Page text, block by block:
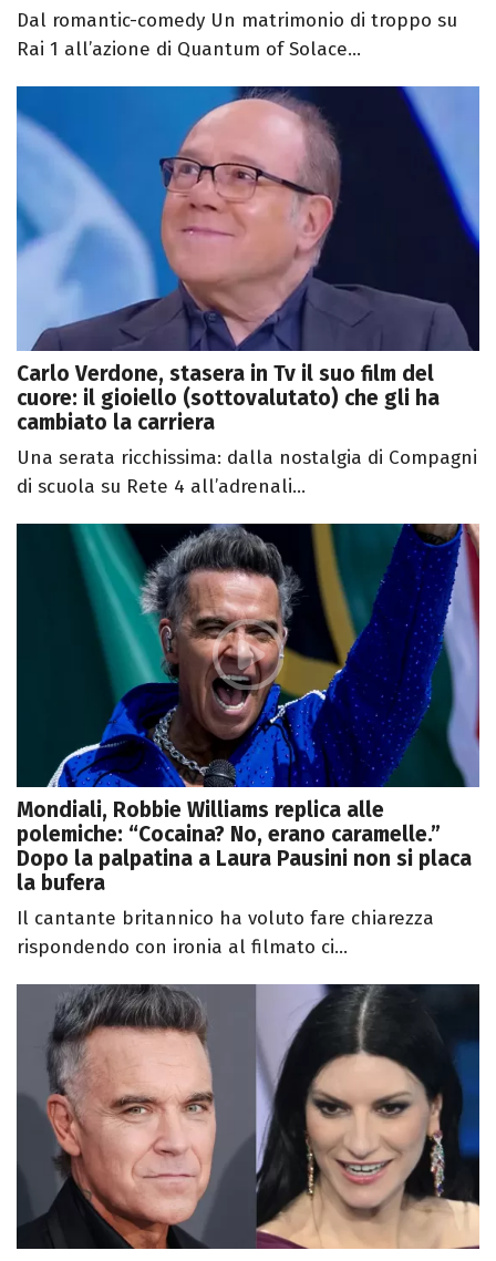
Dal romantic-comedy Un matrimonio di troppo su
Rai 1 all’azione di Quantum of Solace...
Carlo Verdone, stasera in Tv il suo film del
cuore: il gioiello (sottovalutato) che gli ha
cambiato la carriera
Una serata ricchissima: dalla nostalgia di Compagni
di scuola su Rete 4 all’adrenali...
Mondiali, Robbie Williams replica alle
polemiche: “Cocaina? No, erano caramelle.”
Dopo la palpatina a Laura Pausini non si placa
la bufera
Il cantante britannico ha voluto fare chiarezza
rispondendo con ironia al filmato ci...